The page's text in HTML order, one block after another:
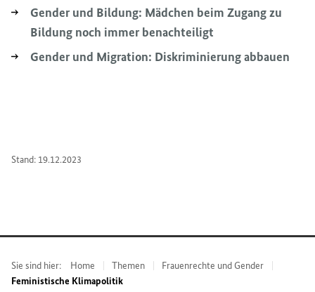
Gender und Bildung: Mädchen beim Zugang zu
Bildung noch immer benachteiligt
Gender und Migration: Diskriminierung abbauen
Stand: 19.12.2023
Sie sind hier: Home Themen
Frauenrechte und Gender
Feministische Klimapolitik